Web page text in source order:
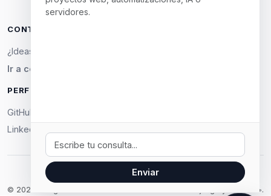
CONTACTO
¿Ideas o colaboraciones? Escríbeme desde el formulario.
Ir a contacto →
PERFILES SOCIALES
GitHub — próximamente
LinkedIn — próximamente
© 2026 retegi.eus Hecho con Django y mucho ☕.
servidores.
Tu mensaje
Enviar